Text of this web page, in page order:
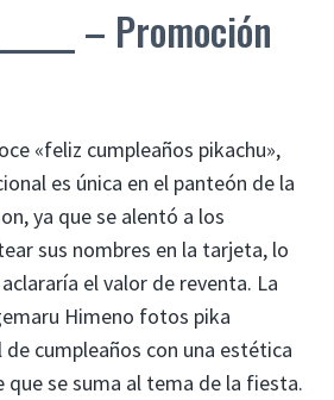
– Promoción
«feliz cumpleaños pikachu»,
es única en el panteón de la
ya que se alentó a los
sus nombres en la tarjeta, lo
el valor de reventa. La
Himeno fotos pika
cumpleaños con una estética
se suma al tema de la fiesta.